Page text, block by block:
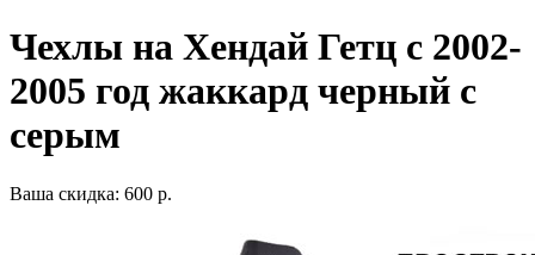
Чехлы на Хендай Гетц с 2002-
2005 год жаккард черный с
серым
Ваша скидка: 600 р.